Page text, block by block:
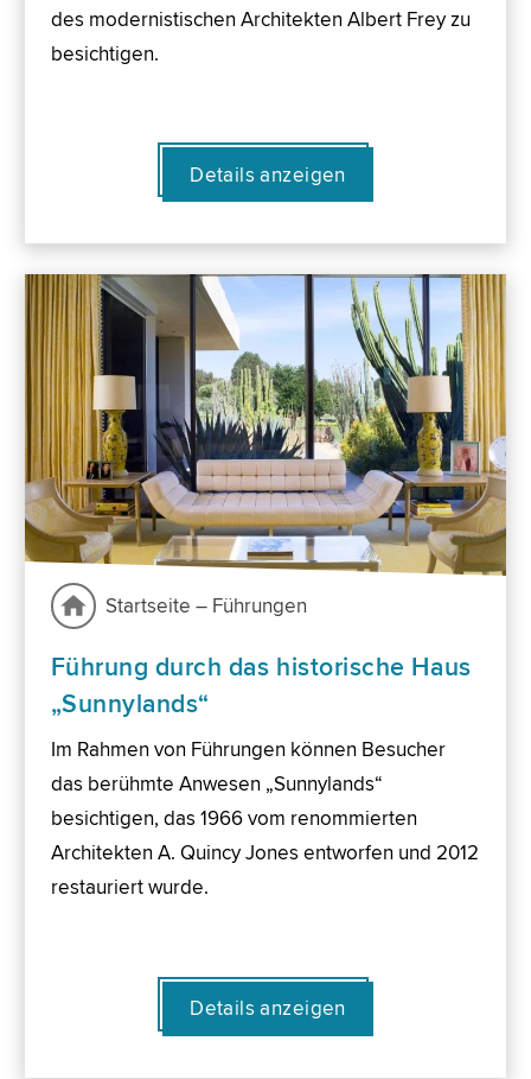
des modernistischen Architekten Albert Frey zu
besichtigen.
Details anzeigen
Startseite – Führungen
Führung durch das historische Haus
„Sunnylands“
Im Rahmen von Führungen können Besucher
das berühmte Anwesen „Sunnylands“
besichtigen, das 1966 vom renommierten
Architekten A. Quincy Jones entworfen und 2012
restauriert wurde.
Details anzeigen